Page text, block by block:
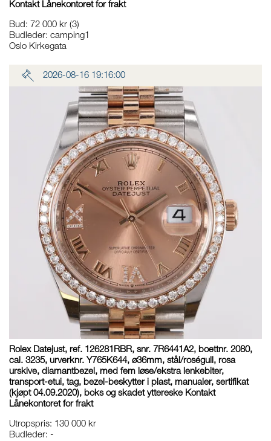
Kontakt Lånekontoret for frakt
Bud: 72 000 kr (3)
Budleder: camping1
Oslo Kirkegata
2026-08-16 19:16:00
Rolex Datejust, ref. 126281RBR, snr. 7R6441A2, boettnr. 2080,
cal. 3235, urverknr. Y765K644, ø36mm, stål/roségull, rosa
urskive, diamantbezel, med fem løse/ekstra lenkebiter,
transport-etui, tag, bezel-beskytter i plast, manualer, sertifikat
(kjøpt 04.09.2020), boks og skadet yttereske Kontakt
Lånekontoret for frakt
Utropspris: 130 000 kr
Budleder: -